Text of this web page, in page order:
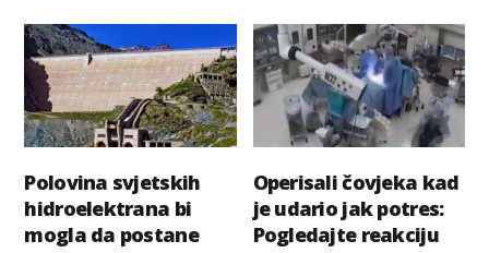
Polovina svjetskih
hidroelektrana bi
mogla da postane
Operisali čovjeka kad
je udario jak potres:
Pogledajte reakciju